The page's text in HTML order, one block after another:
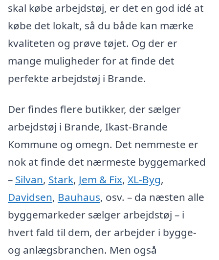
skal købe arbejdstøj, er det en god idé at
købe det lokalt, så du både kan mærke
kvaliteten og prøve tøjet. Og der er
mange muligheder for at finde det
perfekte arbejdstøj i Brande.
Der findes flere butikker, der sælger
arbejdstøj i Brande, Ikast-Brande
Kommune og omegn. Det nemmeste er
nok at finde det nærmeste byggemarked
– Silvan, Stark, Jem & Fix, XL-Byg,
Davidsen, Bauhaus, osv. – da næsten alle
byggemarkeder sælger arbejdstøj – i
hvert fald til dem, der arbejder i bygge-
og anlægsbranchen. Men også